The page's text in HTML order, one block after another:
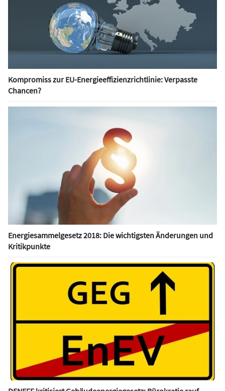
Kompromiss zur EU-Energieeffizienzrichtlinie: Verpasste
Chancen?
Energiesammelgesetz 2018: Die wichtigsten Änderungen und
Kritikpunkte